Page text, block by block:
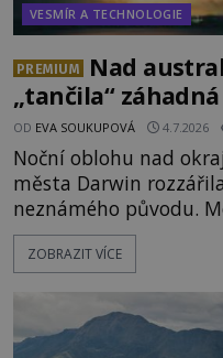
VESMÍR A TECHNOLOGIE
PREMIUM
Nad
„tančila“
OD EVA SOUKUPOVÁ 4.7.2026
Noční oblohu nad
města Darwin
neznámého původu. Modré světelné koule byly
viditelné nejméně
opakovaně objevovaly
mohlo jít o návštěvu ze
záznam okamžitě
ZOBRAZIT VÍCE